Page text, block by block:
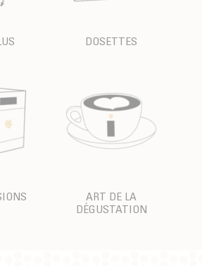
DOSETTES
ART DE LA
DÉGUSTATION